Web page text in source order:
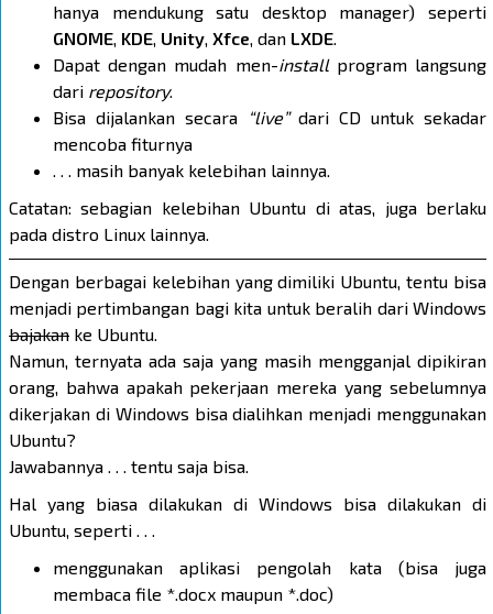
hanya mendukung satu desktop manager) seperti
GNOME, KDE, Unity, Xfce, dan LXDE.
Dapat dengan mudah men-installprogram langsung
dari repository.
Bisa dijalankan secara
“live”dari CD untuk sekadar
mencoba fiturnya
. . . masih banyak kelebihan lainnya.
Catatan: sebagian kelebihan Ubuntu di atas, juga berlaku
pada distro Linux lainnya.
Dengan berbagai kelebihan yang dimiliki Ubuntu, tentu bisa
menjadi pertimbangan bagi kita untuk beralih dari Windows
bajakan ke Ubuntu.
Namun, ternyata ada saja yang masih mengganjal dipikiran
orang, bahwa apakah pekerjaan mereka yang sebelumnya
dikerjakan di Windows bisa dialihkan menjadi menggunakan
Ubuntu?
Jawabannya . . . tentu saja bisa.
Hal yang biasa dilakukan di Windows bisa dilakukan di
Ubuntu, seperti . . .
menggunakan aplikasi pengolah kata (bisa juga
membaca file *.docx maupun *.doc)